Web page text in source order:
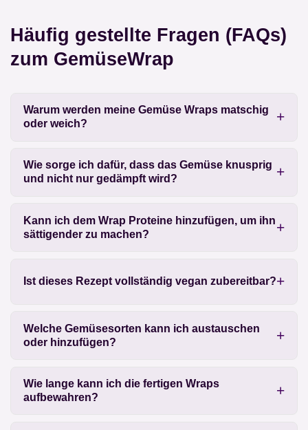
Häufig gestellte Fragen (FAQs)
zum GemüseWrap
Warum werden meine Gemüse Wraps matschig
oder weich?
Wie sorge ich dafür, dass das Gemüse knusprig
und nicht nur gedämpft wird?
Kann ich dem Wrap Proteine hinzufügen, um ihn
sättigender zu machen?
Ist dieses Rezept vollständig vegan zubereitbar?
Welche Gemüsesorten kann ich austauschen
oder hinzufügen?
Wie lange kann ich die fertigen Wraps
aufbewahren?